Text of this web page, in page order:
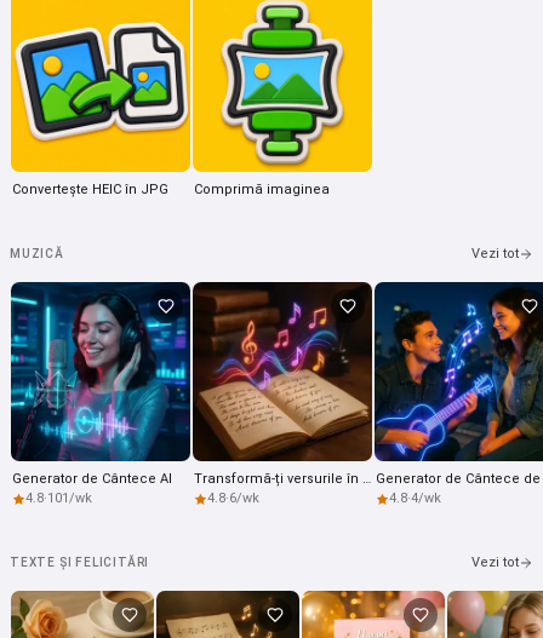
Convertește HEIC în JPG Comprimă imaginea
MUZICĂ Vezi tot
Generator de Cântece AI
4.8·101/wk
Transformă-ți versurile în cântece
4.8·6/wk 4.8·4/wk
TEXTE ȘI FELICITĂRI Vezi tot
Salut 👋
Pot crea cântece, scrie poezii și
felicitări 🥰
Încearcă gratuit